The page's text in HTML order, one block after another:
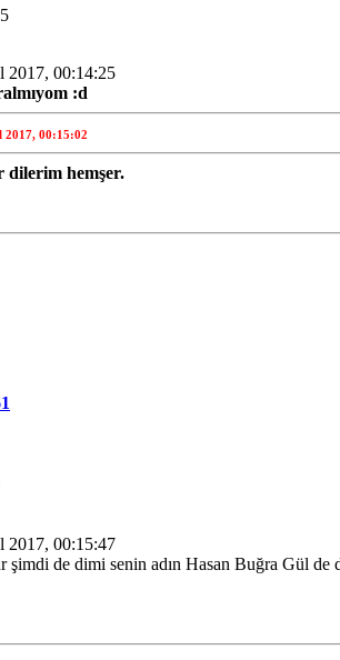
2017, 00:14:25
:d
00:15:02
dilerim hemşer.
2017, 00:15:47
şimdi de dimi senin adın Hasan Buğra Gül de